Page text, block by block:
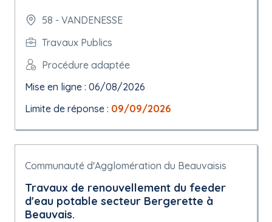
58 - VANDENESSE
Travaux Publics
Procédure adaptée
Mise en ligne : 06/08/2026
Limite de réponse : 09/09/2026
Communauté d'Agglomération du Beauvaisis
Travaux de renouvellement du feeder
d'eau potable secteur Bergerette à
Beauvais.